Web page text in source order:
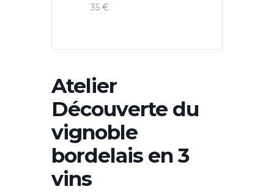
35 €
Atelier
Découverte du
vignoble
bordelais en 3
vins